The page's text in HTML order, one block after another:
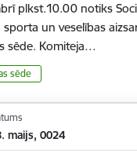
plkst.10.00 notiks
un veselības
sēde. Komiteja…
sēde
maijs, 0024